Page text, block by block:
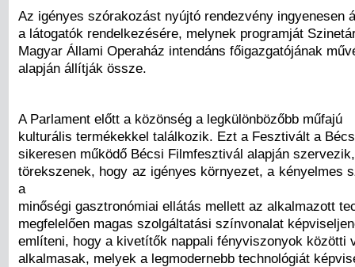
Az igényes szórakozást nyújtó rendezvény ingyenesen
a látogatók rendelkezésére, melynek programját
Magyar Állami Operaház intendáns főigazgatójának
alapján állítják össze.
A Parlament előtt a közönség a legkülönbözőbb műfajú
kulturális termékekkel találkozik. Ezt a Fesztivált a
sikeresen működő Bécsi Filmfesztivál alapján
törekszenek, hogy az igényes környezet, a kényelmes
a
minőségi gasztronómiai ellátás mellett az alkalmazott
megfelelően magas szolgáltatási színvonalat
említeni, hogy a kivetítők nappali fényviszonyok közötti
alkalmasak, melyek a legmodernebb technológiát